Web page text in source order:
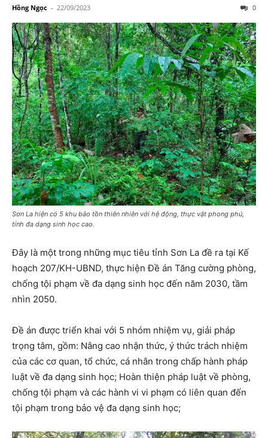
Hồng Ngọc - 22/09/2023 0
Sơn La hiện có 5 khu bảo tồn thiên nhiên với hệ động, thực vật phong phú,
tính đa dạng sinh học cao.
Đây là một trong những mục tiêu tỉnh Sơn La đề ra tại Kế
hoạch 207/KH-UBND, thực hiện Đề án Tăng cường phòng,
chống tội phạm về đa dạng sinh học đến năm 2030, tầm
nhìn 2050.
Đề án được triển khai với 5 nhóm nhiệm vụ, giải pháp
trọng tâm, gồm: Nâng cao nhận thức, ý thức trách nhiệm
của các cơ quan, tổ chức, cá nhân trong chấp hành pháp
luật về đa dạng sinh học; Hoàn thiện pháp luật về phòng,
chống tội phạm và các hành vi vi phạm có liên quan đến
tội phạm trong bảo vệ đa dạng sinh học;